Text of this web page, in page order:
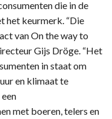
die in de
het keurmerk. “Die
van On the way to
Gijs Dröge. “Het
in staat om
en klimaat te
met boeren, telers en